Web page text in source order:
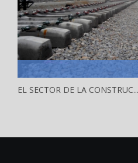
EL SECTOR DE LA CONSTRUC...